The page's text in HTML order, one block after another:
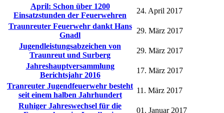
April: Schon über 1200
Einsatzstunden der Feuerwehren
24. April 2017
Traunreuter Feuerwehr dankt Hans
Gnadl
29. März 2017
Jugendleistungsabzeichen von
Traunreut und Surberg
29. März 2017
Jahreshauptversammlung
Berichtsjahr 2016
17. März 2017
Tranreuter Jugendfeuerwehr besteht
seit einem halben Jahrhundert
11. März 2017
Ruhiger Jahreswechsel für die
01. Januar 2017